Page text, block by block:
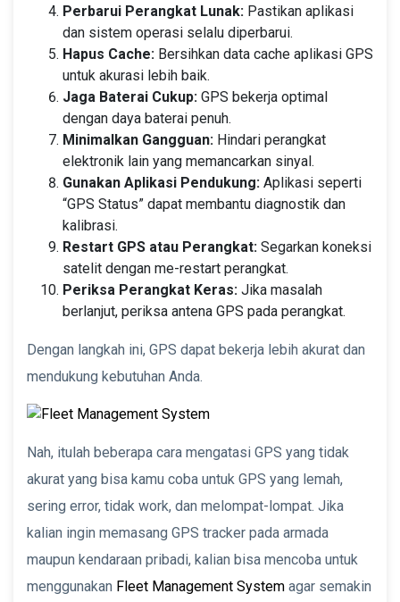
Perbarui Perangkat Lunak: Pastikan aplikasi
dan sistem operasi selalu diperbarui.
Hapus Cache: Bersihkan data cache aplikasi GPS
untuk akurasi lebih baik.
Jaga Baterai Cukup: GPS bekerja optimal
dengan daya baterai penuh.
Minimalkan Gangguan: Hindari perangkat
elektronik lain yang memancarkan sinyal.
Gunakan Aplikasi Pendukung: Aplikasi seperti
“GPS Status” dapat membantu diagnostik dan
kalibrasi.
Restart GPS atau Perangkat: Segarkan koneksi
satelit dengan me-restart perangkat.
Periksa Perangkat Keras: Jika masalah
berlanjut, periksa antena GPS pada perangkat.
Dengan langkah ini, GPS dapat bekerja lebih akurat dan
mendukung kebutuhan Anda.
Nah, itulah beberapa cara mengatasi GPS yang tidak
akurat yang bisa kamu coba untuk GPS yang lemah,
sering error, tidak work, dan melompat-lompat. Jika
kalian ingin memasang GPS tracker pada armada
maupun kendaraan pribadi, kalian bisa mencoba untuk
menggunakan Fleet Management System agar semakin